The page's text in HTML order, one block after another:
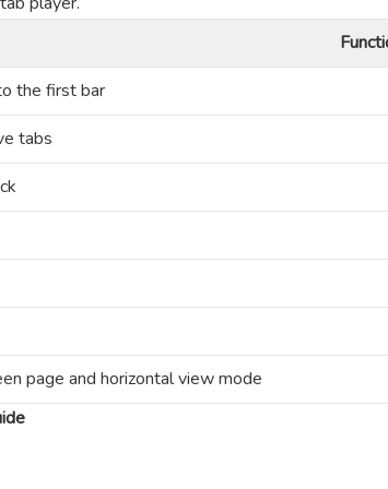
the first bar
tabs
page and horizontal view mode